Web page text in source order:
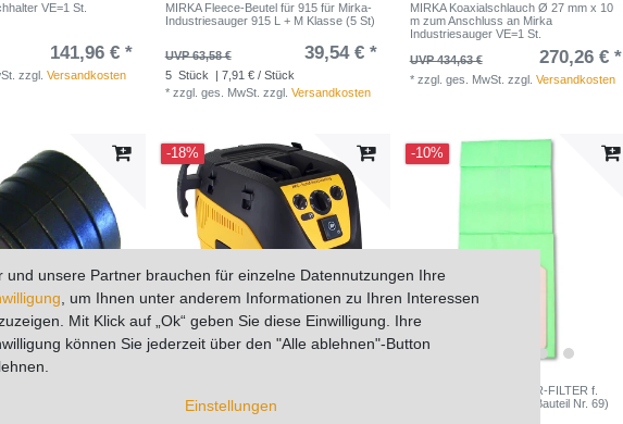
VE=1 St.
141,96 € *
zzgl. Versandkosten
MIRKA Fleece-Beutel für 915 für Mirka-
Industriesauger 915 L + M Klasse (5 St)
UVP 63,58 € 39,54 € *
5 Stück
| 7,91 € / Stück
* zzgl. ges. MwSt. zzgl. Versandkosten
MIRKA Koaxialschlauch Ø 27 mm x 10
m zum Anschluss an Mirka
Industriesauger VE=1 St.
UVP 434,63 €
270,26 € *
* zzgl. ges. MwSt. zzgl. Versandkosten
-18%
AFC 1230 Automatic Filter Cleaning,
automatische Filterabreinigung, inkl.
-10%
MIRKA MPA0465 PAPIER-FILTER f.
EXZ.m.EIG. 10erPack (Bauteil Nr. 69)
und unsere Partner brauchen für einzelne Datennutzungen Ihre
, um Ihnen unter anderem Informationen zu Ihren Interessen
Mit Klick auf „Ok“ geben Sie diese Einwilligung. Ihre
können Sie jederzeit über den "Alle ablehnen"-Button
Einstellungen